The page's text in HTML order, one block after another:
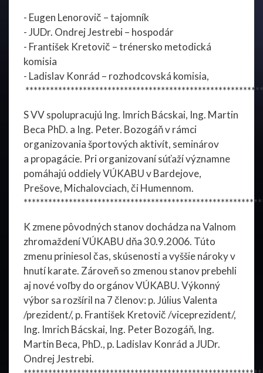
- Eugen Lenorovič – tajomník
- JUDr. Ondrej Jestrebi – hospodár
- František Kretovič – trénersko metodická
komisia
- Ladislav Konrád – rozhodcovská komisia,
S VV spolupracujú Ing. Imrich Bácskai, Ing. Martin
Beca PhD. a Ing. Peter. Bozogáň v rámci
organizovania športových aktivít, seminárov
a propagácie. Pri organizovaní súťaží významne
pomáhajú oddiely VÚKABU v Bardejove,
Prešove, Michalovciach, či Humennom.
K zmene pôvodných stanov dochádza na Valnom
zhromaždení VÚKABU dňa 30.9.2006. Túto
zmenu priniesol čas, skúsenosti a vyššie nároky v
hnutí karate. Zároveň so zmenou stanov prebehli
aj nové voľby do orgánov VÚKABU. Výkonný
výbor sa rozšíril na 7 členov: p. Július Valenta
/prezident/, p. František Kretovič /viceprezident/,
Ing. Imrich Bácskai, Ing. Peter Bozogáň, Ing.
Martin Beca, PhD., p. Ladislav Konrád a JUDr.
Ondrej Jestrebi.